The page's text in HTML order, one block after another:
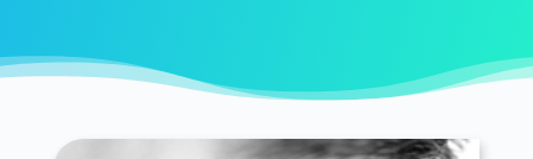
Boigneville 91720
Boissy-la-Rivière 91690
Boissy-sous-Saint-Yon 91790